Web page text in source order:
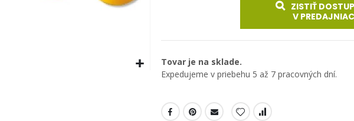
ZISTIŤ
V
Tovar je na sklade.
Expedujeme v priebehu 5 až 7 pracovných dní.